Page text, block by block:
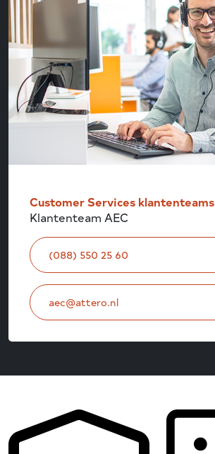
Customer Services klantenteams
Klantenteam AEC
(088) 550 25 60
aec@attero.nl